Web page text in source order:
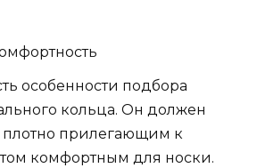
особенности подбора
кольца. Он должен
плотно прилегающим к
комфортным для носки.